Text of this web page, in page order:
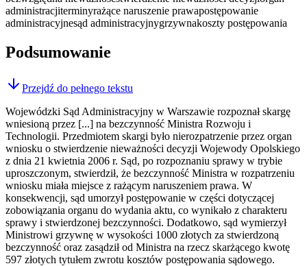
administracjiterminyrażące naruszenie prawapostępowanie
administracyjnesąd administracyjnygrzywnakoszty postępowania
Podsumowanie
Przejdź do pełnego tekstu
Wojewódzki Sąd Administracyjny w Warszawie rozpoznał skargę
wniesioną przez [...] na bezczynność Ministra Rozwoju i
Technologii. Przedmiotem skargi było nierozpatrzenie przez organ
wniosku o stwierdzenie nieważności decyzji Wojewody Opolskiego
z dnia 21 kwietnia 2006 r. Sąd, po rozpoznaniu sprawy w trybie
uproszczonym, stwierdził, że bezczynność Ministra w rozpatrzeniu
wniosku miała miejsce z rażącym naruszeniem prawa. W
konsekwencji, sąd umorzył postępowanie w części dotyczącej
zobowiązania organu do wydania aktu, co wynikało z charakteru
sprawy i stwierdzonej bezczynności. Dodatkowo, sąd wymierzył
Ministrowi grzywnę w wysokości 1000 złotych za stwierdzoną
bezczynność oraz zasądził od Ministra na rzecz skarżącego kwotę
597 złotych tytułem zwrotu kosztów postępowania sądowego.